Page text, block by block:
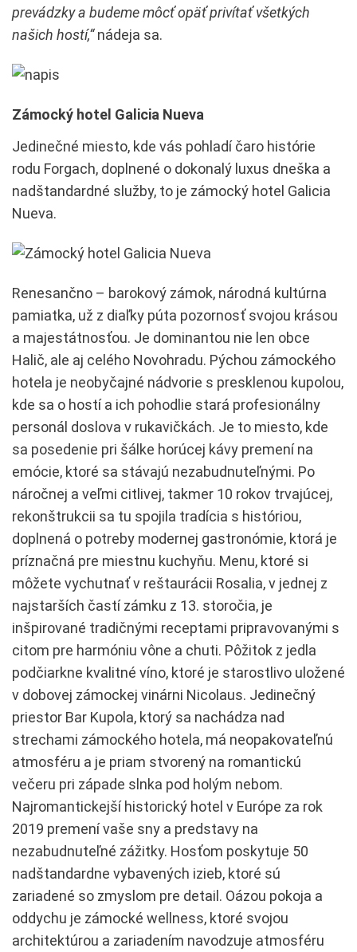
prevádzky a budeme môcť opäť privítať všetkých
našich hostí,“nádeja sa.
Zámocký hotel Galicia Nueva
Jedinečné miesto, kde vás pohladí čaro histórie
rodu Forgach, doplnené o dokonalý luxus dneška a
nadštandardné služby, to je zámocký hotel Galicia
Nueva.
Renesančno – barokový zámok, národná kultúrna
pamiatka, už z diaľky púta pozornosť svojou krásou
a majestátnosťou. Je dominantou nie len obce
Halič, ale aj celého Novohradu. Pýchou zámockého
hotela je neobyčajné nádvorie s presklenou kupolou,
kde sa o hostí a ich pohodlie stará profesionálny
personál doslova v rukavičkách. Je to miesto, kde
sa posedenie pri šálke horúcej kávy premení na
emócie, ktoré sa stávajú nezabudnuteľnými. Po
náročnej a veľmi citlivej, takmer 10 rokov trvajúcej,
rekonštrukcii sa tu spojila tradícia s históriou,
doplnená o potreby modernej gastronómie, ktorá je
príznačná pre miestnu kuchyňu. Menu, ktoré si
môžete vychutnať v reštaurácii Rosalia, v jednej z
najstarších častí zámku z 13. storočia, je
inšpirované tradičnými receptami pripravovanými s
citom pre harmóniu vône a chuti. Pôžitok z jedla
podčiarkne kvalitné víno, ktoré je starostlivo uložené
v dobovej zámockej vinárni Nicolaus. Jedinečný
priestor Bar Kupola, ktorý sa nachádza nad
strechami zámockého hotela, má neopakovateľnú
atmosféru a je priam stvorený na romantickú
večeru pri západe slnka pod holým nebom.
Najromantickejší historický hotel v Európe za rok
2019 premení vaše sny a predstavy na
nezabudnuteľné zážitky. Hosťom poskytuje 50
nadštandardne vybavených izieb, ktoré sú
zariadené so zmyslom pre detail. Oázou pokoja a
oddychu je zámocké wellness, ktoré svojou
architektúrou a zariadením navodzuje atmosféru